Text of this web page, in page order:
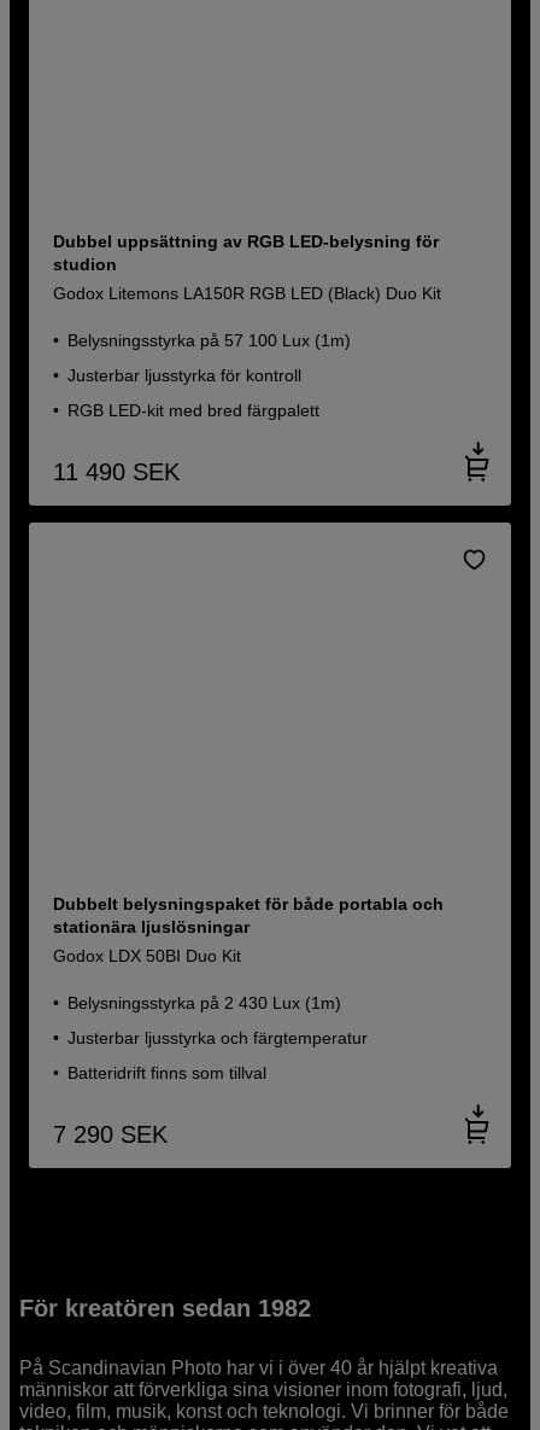
Dubbel uppsättning av RGB LED-belysning för
studion
Godox Litemons LA150R RGB LED (Black) Duo Kit
Belysningsstyrka på 57 100 Lux (1m)
Justerbar ljusstyrka för kontroll
RGB LED-kit med bred färgpalett
11 490 SEK
Dubbelt belysningspaket för både portabla och
stationära ljuslösningar
Godox LDX 50BI Duo Kit
Belysningsstyrka på 2 430 Lux (1m)
Justerbar ljusstyrka och färgtemperatur
Batteridrift finns som tillval
7 290 SEK
För kreatören sedan 1982
På Scandinavian Photo har vi i över 40 år hjälpt kreativa
människor att förverkliga sina visioner inom fotografi, ljud,
video, film, musik, konst och teknologi. Vi brinner för både